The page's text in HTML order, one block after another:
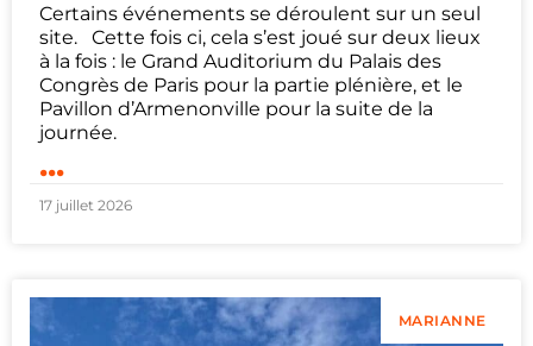
Certains événements se déroulent sur un seul
site. Cette fois ci, cela s’est joué sur deux lieux
à la fois : le Grand Auditorium du Palais des
Congrès de Paris pour la partie plénière, et le
Pavillon d’Armenonville pour la suite de la
journée.
...
17 juillet 2026
MARIANNE